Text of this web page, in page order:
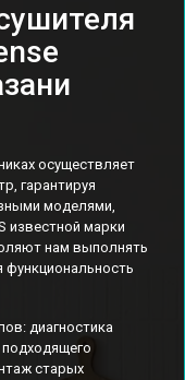
осуществляет
гарантируя
моделями,
известной марки
нам выполнять
диагностика
старых